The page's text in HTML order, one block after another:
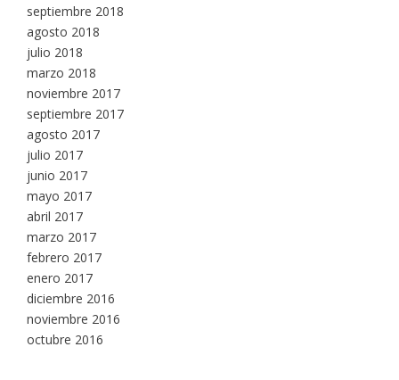
septiembre 2018
agosto 2018
julio 2018
marzo 2018
noviembre 2017
septiembre 2017
agosto 2017
julio 2017
junio 2017
mayo 2017
abril 2017
marzo 2017
febrero 2017
enero 2017
diciembre 2016
noviembre 2016
octubre 2016